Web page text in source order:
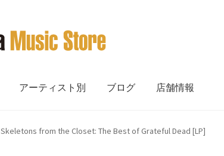
アーティスト別 ブログ 店舗情報
Skeletons from the Closet: The Best of Grateful Dead [LP]